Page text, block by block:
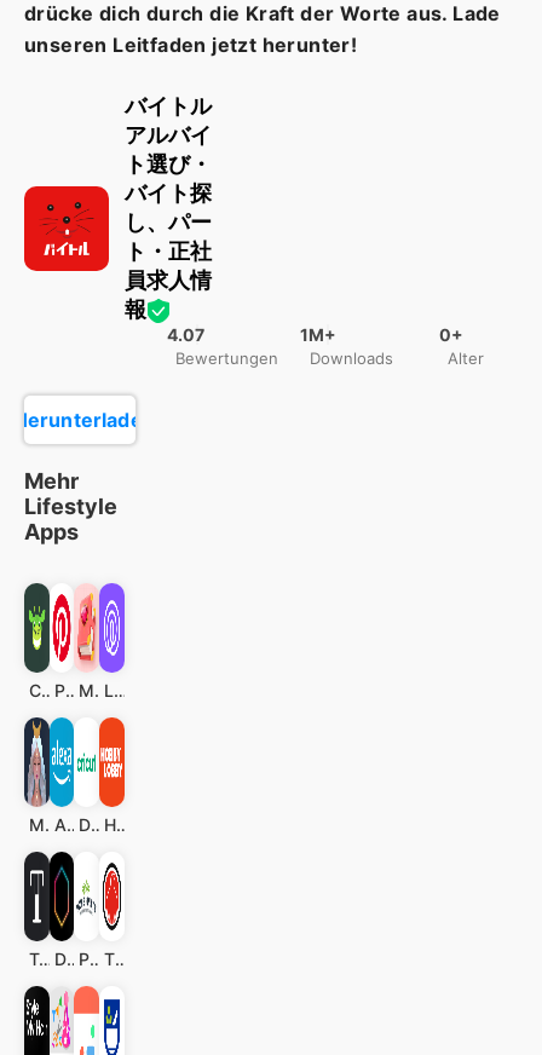
drücke dich durch die Kraft der Worte aus. Lade
unseren Leitfaden jetzt herunter!
バイトル
アルバイ
ト選び・
バイト探
し、パー
ト・正社
員求人情
報
4.07
Bewertungen
1M+
Downloads
0+
Alter
Herunterladen
Mehr
Lifestyle
Apps
Cash Giraffe: Spiel und gewinn Pinterest My Diary - Diary With Lock Life360: Standort teilen
Moonly Mondkalender Mondphasen Amazon Alexa Design Space™: DIY mit Cricut Hobby Lobby Stores
Tattoodo Devotion LGBT Paws and Pints The Phoenix: A sober community